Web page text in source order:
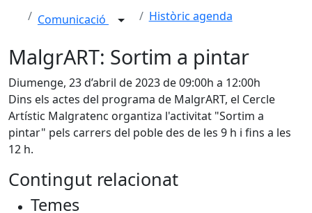
Comunicació Històric agenda
MalgrART: Sortim a pintar
Diumenge, 23 d’abril de 2023 de 09:00h a 12:00h
Dins els actes del programa de MalgrART, el Cercle
Artístic Malgratenc organtiza l'activitat "Sortim a
pintar" pels carrers del poble des de les 9 h i fins a les
12 h.
Contingut relacionat
Temes